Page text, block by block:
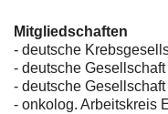
Mitgliedschaften
- deutsche
- deutsche
- deutsche
- onkolog. Arbeitskreis